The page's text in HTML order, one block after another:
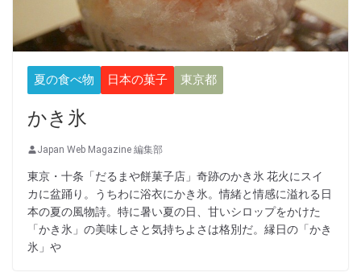
夏の食べ物 日本の菓子 東京都
かき氷
Japan Web Magazine 編集部
東京・十条「だるまや餅菓子店」奇跡のかき氷 花火にスイ
カに盆踊り。うちわに浴衣にかき氷。情緒と情感に溢れる日
本の夏の風物詩。特に暑い夏の日、甘いシロップをかけた
「かき氷」の美味しさと気持ちよさは格別だ。縁日の「かき
氷」や